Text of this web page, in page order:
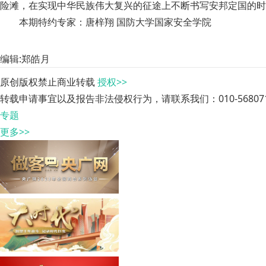
险滩，在实现中华民族伟大复兴的征途上不断书写安邦定国的时
本期特约专家：唐梓翔 国防大学国家安全学院
编辑:郑皓月
原创版权禁止商业转载 授权>>
转载申请事宜以及报告非法侵权行为，请联系我们：010-
专题
更多>>